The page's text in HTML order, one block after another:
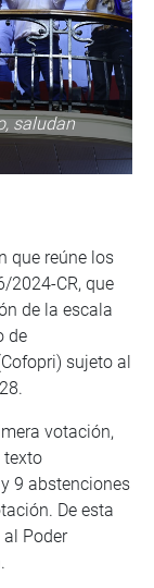
saludan
que reúne los
2024-CR, que
de la escala
de
sujeto al
votación,
texto
9 abstenciones
De esta
Poder